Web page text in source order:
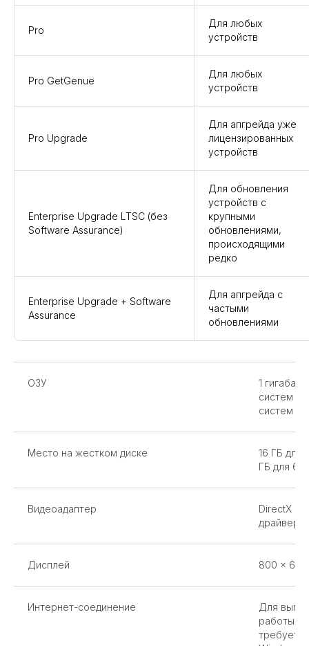
Pro
Для любых
устройств
Pro GetGenue
Для любых
устройств
Pro Upgrade
Для апгрейда уже
лицензированных
устройств
Enterprise Upgrade LTSC (без
Software Assurance)
Для обновления
устройств с
крупными
обновлениями,
происходящими
редко
Enterprise Upgrade + Software
Assurance
Для апгрейда с
частыми
обновлениями
ОЗУ
1
систем
систем
Место на жестком диске
16 ГБ для
ГБ для
Видеоадаптер
DirectX 9
Дисплей 800 x 600
Интернет-соединение
Для
работы